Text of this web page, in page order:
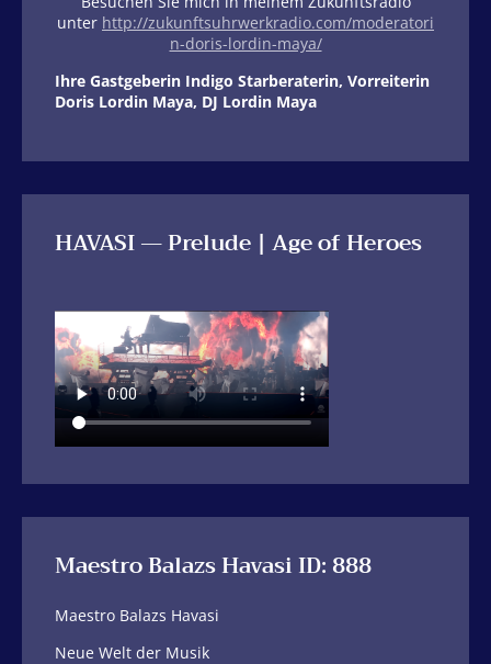
unter http://zukunftsuhrwerkradio.com/moderatori
n-doris-lordin-maya/
Ihre Gastgeberin Indigo Starberaterin, Vorreiterin
Doris Lordin Maya, DJ Lordin Maya
HAVASI — Prelude | Age of Heroes
Maestro Balazs Havasi ID: 888
Maestro Balazs Havasi
Neue Welt der Musik